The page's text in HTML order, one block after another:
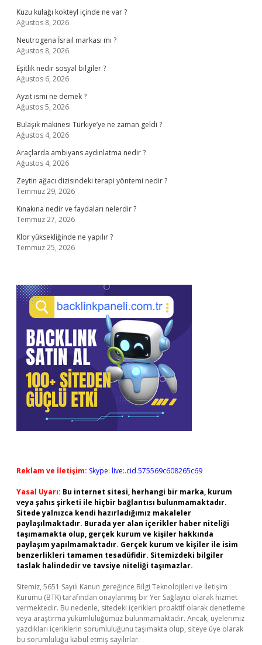
Kuzu kulağı kokteyl içinde ne var ?
Ağustos 8, 2026
Neutrogena İsrail markası mı ?
Ağustos 8, 2026
Eşitlik nedir sosyal bilgiler ?
Ağustos 6, 2026
Ayzit ismi ne demek ?
Ağustos 5, 2026
Bulaşık makinesi Türkiye’ye ne zaman geldi ?
Ağustos 4, 2026
Araçlarda ambiyans aydınlatma nedir ?
Ağustos 4, 2026
Zeytin ağacı dizisindeki terapi yöntemi nedir ?
Temmuz 29, 2026
Kınakına nedir ve faydaları nelerdir ?
Temmuz 27, 2026
Klor yüksekliğinde ne yapılır ?
Temmuz 25, 2026
Reklam ve İletişim: Skype: live:.cid.575569c608265c69
Yasal Uyarı: Bu internet sitesi, herhangi bir marka, kurum
veya şahıs şirketi ile hiçbir bağlantısı bulunmamaktadır.
Sitede yalnızca kendi hazırladığımız makaleler
paylaşılmaktadır. Burada yer alan içerikler haber niteliği
taşımamakta olup, gerçek kurum ve kişiler hakkında
paylaşım yapılmamaktadır. Gerçek kurum ve kişiler ile isim
benzerlikleri tamamen tesadüfidir. Sitemizdeki bilgiler
taslak halindedir ve tavsiye niteliği taşımazlar.
Sitemiz, 5651 Sayılı Kanun gereğince Bilgi Teknolojileri ve İletişim
Kurumu (BTK) tarafından onaylanmış bir Yer Sağlayıcı olarak hizmet
vermektedir. Bu nedenle, sitedeki içerikleri proaktif olarak denetleme
veya araştırma yükümlülüğümüz bulunmamaktadır. Ancak, üyelerimiz
yazdıkları içeriklerin sorumluluğunu taşımakta olup, siteye üye olarak
bu sorumluluğu kabul etmiş sayılırlar.